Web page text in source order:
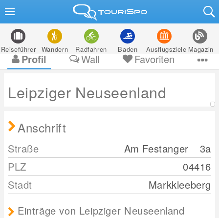
Reiseführer Wandern Radfahren Baden Ausflugsziele Magazin
Profil Wall Favoriten
Leipziger Neuseenland
Anschrift
Straße Am Festanger
3a
PLZ
04416
Stadt
Markkleeberg
Einträge von Leipziger Neuseenland